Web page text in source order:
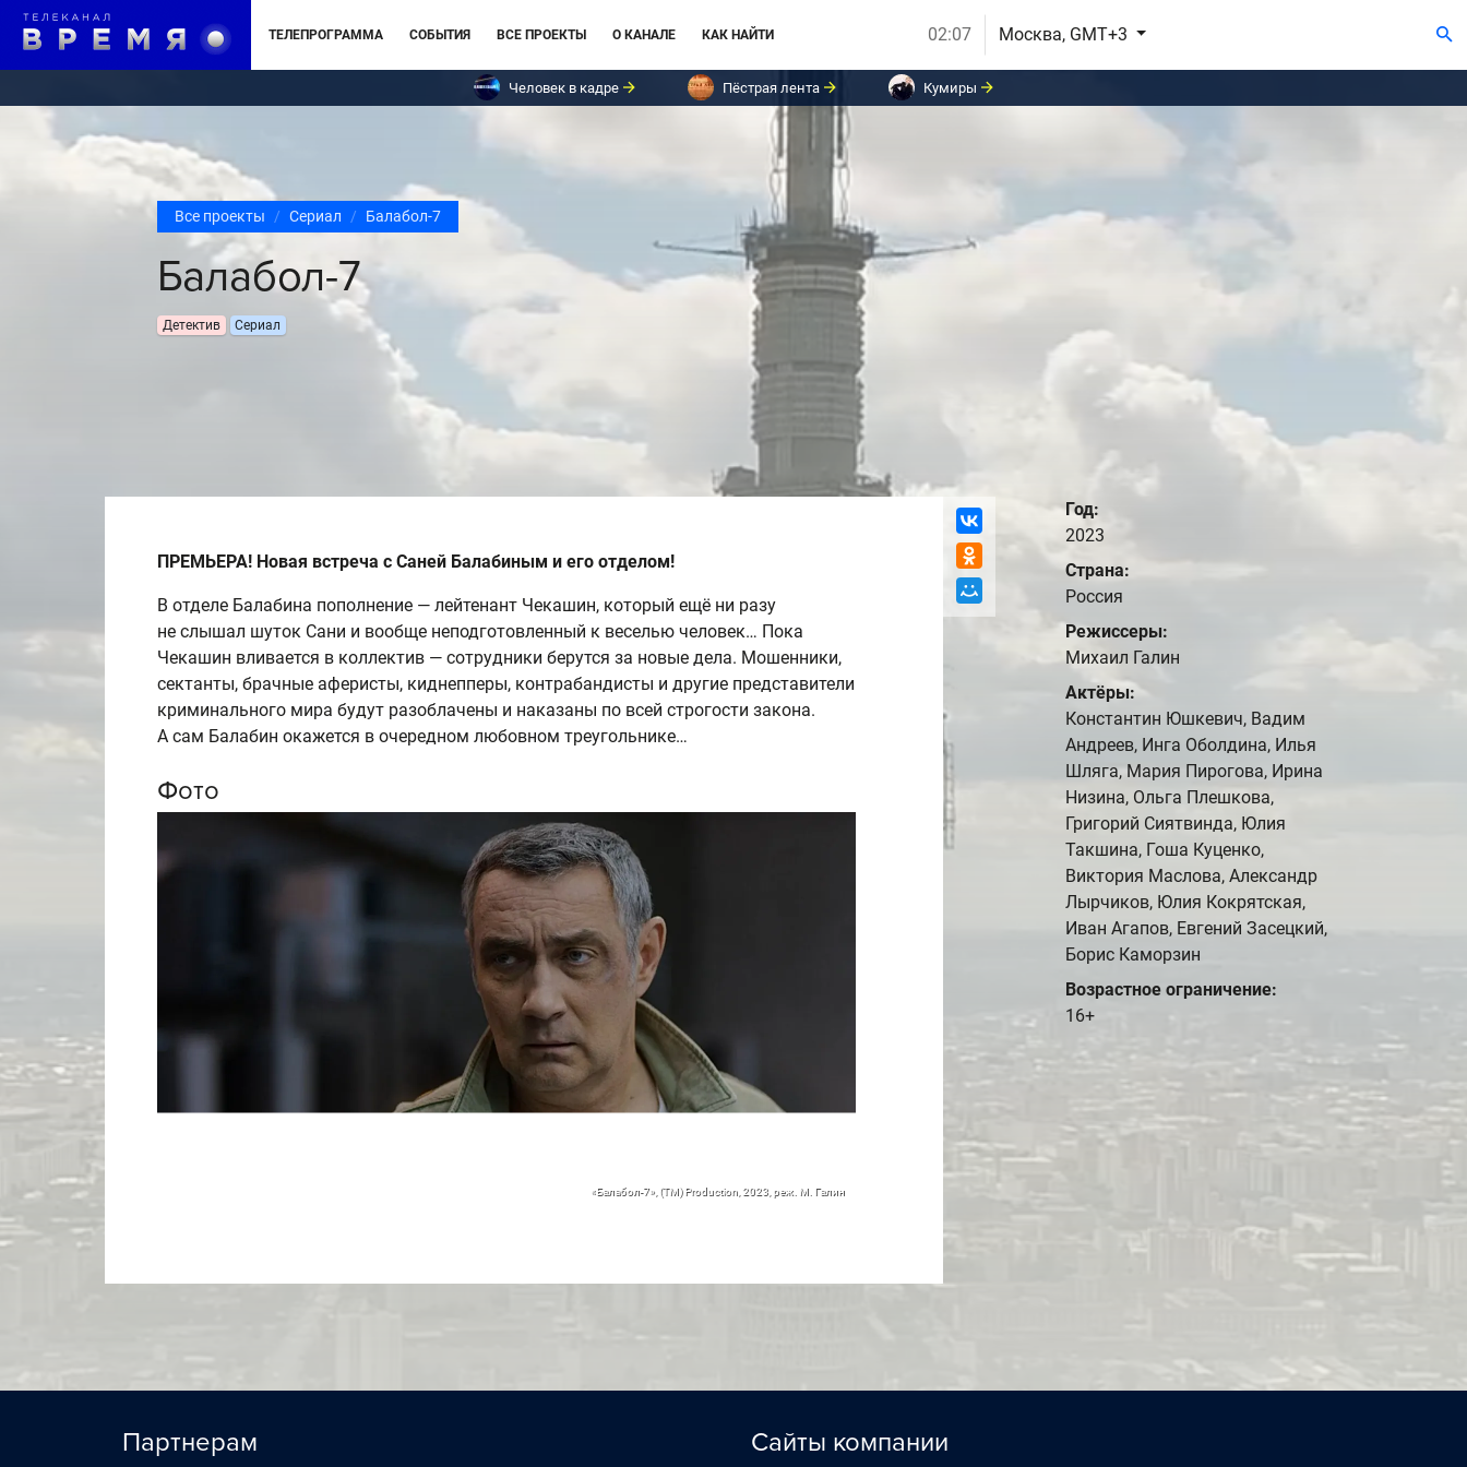
ТЕЛЕПРОГРАММА СОБЫТИЯ ВСЕ ПРОЕКТЫ О КАНАЛЕ КАК НАЙТИ 02:07 Москва, GMT+3
Человек в кадре Пёстрая лента Кумиры
Все проекты Сериал Балабол-7
Балабол-7
Детектив Сериал
ПРЕМЬЕРА! Новая встреча с Саней Балабиным и его отделом!
В отделе Балабина пополнение — лейтенант Чекашин, который ещё ни разу
не слышал шуток Сани и вообще неподготовленный к веселью человек… Пока
Чекашин вливается в коллектив — сотрудники берутся за новые дела. Мошенники,
сектанты, брачные аферисты, киднепперы, контрабандисты и другие представители
криминального мира будут разоблачены и наказаны по всей строгости закона.
А сам Балабин окажется в очередном любовном треугольнике…
Фото
«Балабол-7», (TM) Production, 2023, реж. М. Галин
Год:
2023
Страна:
Россия
Режиссеры:
Михаил Галин
Актёры:
Константин Юшкевич, Вадим
Андреев, Инга Оболдина, Илья
Шляга, Мария Пирогова, Ирина
Низина, Ольга Плешкова,
Григорий Сиятвинда, Юлия
Такшина, Гоша Куценко,
Виктория Маслова, Александр
Лырчиков, Юлия Кокрятская,
Иван Агапов, Евгений Засецкий,
Борис Каморзин
Возрастное ограничение:
16+
Партнерам Сайты компании